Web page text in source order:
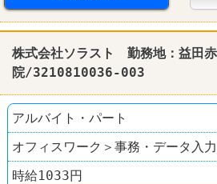
株式会社ソラスト 勤務地：益田
院/3210810036-003
アルバイト・パート
オフィスワーク＞事務・データ入
時給1033円